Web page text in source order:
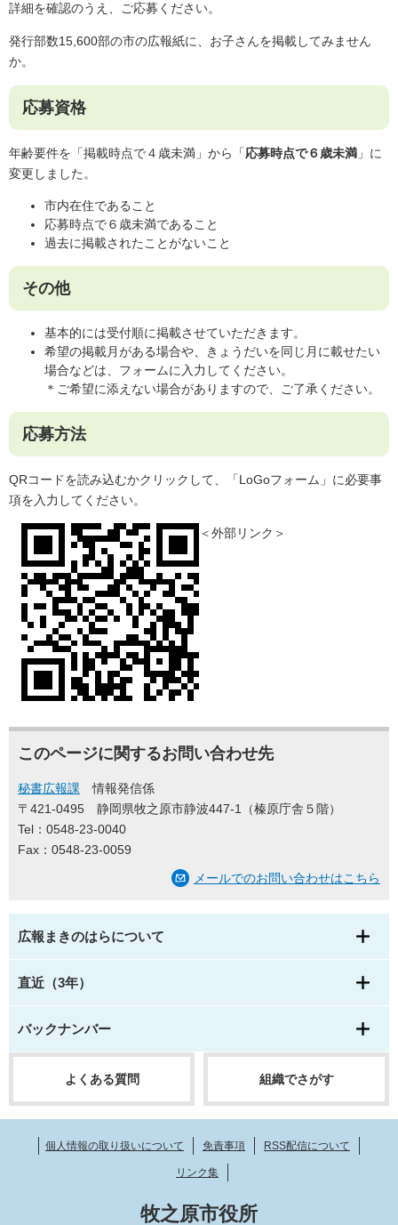
詳細を確認のうえ、ご応募ください。
発行部数15,600部の市の広報紙に、お子さんを掲載してみません
か。
応募資格
年齢要件を「掲載時点で４歳未満」から「応募時点で６歳未満 」に
変更しました。
市内在住であること
応募時点で６歳未満であること
過去に掲載されたことがないこと
その他
基本的には受付順に掲載させていただきます。
希望の掲載月がある場合や、きょうだいを同じ月に載せたい
場合などは、フォームに入力してください。
＊ご希望に添えない場合がありますので、ご了承ください。
応募方法
QRコードを読み込むかクリックして、「LoGoフォーム」に必要事
項を入力してください。
＜外部リンク＞
このページに関するお問い合わせ先
秘書広報課
情報発信係
〒421-0495
静岡県牧之原市静波447-1（榛原庁舎５階）
Tel：0548-23-0040
Fax：0548-23-0059
メールでのお問い合わせはこちら
広報まきのはらについて
直近（3年）
バックナンバー
よくある質問 組織でさがす
個人情報の取り扱いについて 免責事項 RSS配信について
リンク集
牧之原市役所